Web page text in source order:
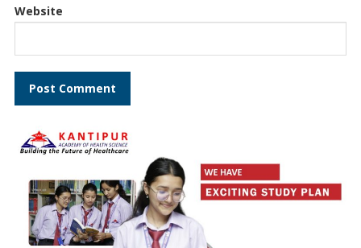
Website